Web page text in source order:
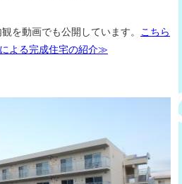
動画でも公開しています。
こちら
よる完成住宅の紹介≫